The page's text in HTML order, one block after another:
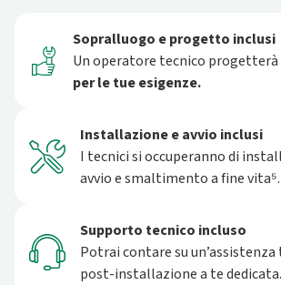
Sopralluogo e progetto inclusi
Un operatore tecnico progetterà
per le tue esigenze.
Installazione e avvio inclusi
I tecnici si occuperanno di
avvio e smaltimento a fine vita⁵.
Supporto tecnico incluso
Potrai contare su
post-installazione a te dedicata.